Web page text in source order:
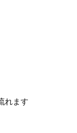
れます